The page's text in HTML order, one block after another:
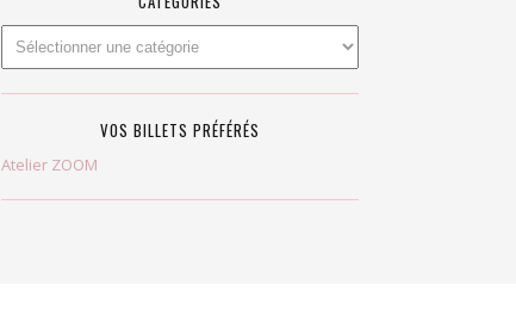
VOS BILLETS PRÉFÉRÉS
Atelier ZOOM